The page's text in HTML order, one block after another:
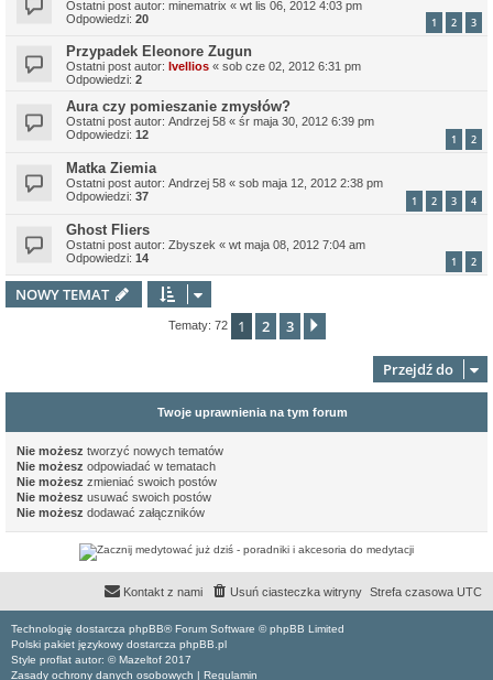
Ostatni post autor: minematrix « wt lis 06, 2012 4:03 pm
Odpowiedzi: 20 1 2 3
Przypadek Eleonore Zugun
Ostatni post autor: Ivellios « sob cze 02, 2012 6:31 pm
Odpowiedzi: 2
Aura czy pomieszanie zmysłów?
Ostatni post autor: Andrzej 58 « śr maja 30, 2012 6:39 pm
Odpowiedzi: 12 1 2
Matka Ziemia
Ostatni post autor: Andrzej 58 « sob maja 12, 2012 2:38 pm
Odpowiedzi: 37 1 2 3 4
Ghost Fliers
Ostatni post autor: Zbyszek « wt maja 08, 2012 7:04 am
Odpowiedzi: 14 1 2
NOWY TEMAT
Tematy: 72 1 2 3
Przejdź do
Twoje uprawnienia na tym forum
Nie możesz tworzyć nowych tematów
Nie możesz odpowiadać w tematach
Nie możesz zmieniać swoich postów
Nie możesz usuwać swoich postów
Nie możesz dodawać załączników
Strefa czasowa UTC
Usuń ciasteczka witryny
Kontakt z nami
Technologię dostarcza phpBB® Forum Software © phpBB Limited
Polski pakiet językowy dostarcza phpBB.pl
Style proflat autor: © Mazeltof 2017
Zasady ochrony danych osobowych
Regulamin